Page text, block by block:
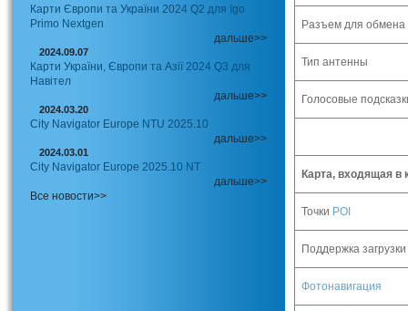
Карти Європи та України 2024 Q2 для Igo
Primo Nextgen
дальше>>
2024.09.07
Карти України, Європи та Азії 2024 Q3 для
Навітел
дальше>>
2024.03.20
City Navigator Europe NTU 2025.10
дальше>>
2024.03.01
City Navigator Europe 2025.10 NT
дальше>>
Все новости>>
Разъем для
Тип антенны
Голосовые
Карта, входящая в
Точки POI
Поддержка
Фотонавигация